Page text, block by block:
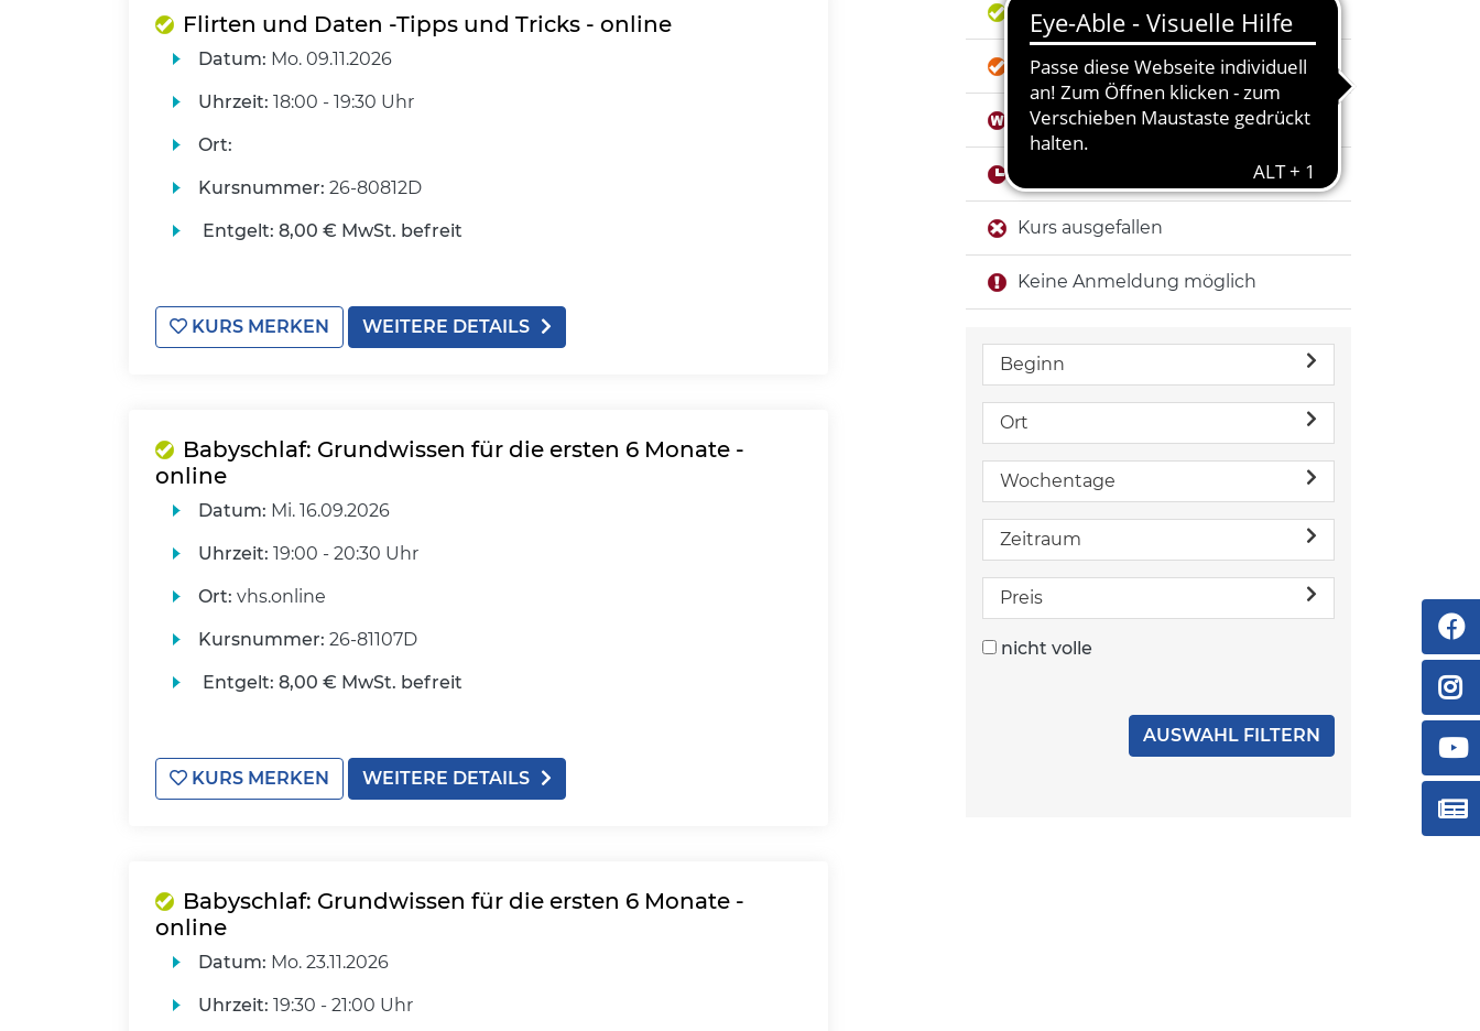
Flirten und Daten -Tipps und Tricks - online
Datum: Mo. 09.11.2026
Uhrzeit: 18:00 - 19:30 Uhr
Ort:
Kursnummer: 26-80812D
Entgelt: 8,00 € MwSt. befreit
KURS MERKEN WEITERE DETAILS
Babyschlaf: Grundwissen für die ersten 6 Monate -
online
Datum: Mi. 16.09.2026
Uhrzeit: 19:00 - 20:30 Uhr
Ort: vhs.online
Kursnummer: 26-81107D
Entgelt: 8,00 € MwSt. befreit
KURS MERKEN WEITERE DETAILS
Babyschlaf: Grundwissen für die ersten 6 Monate -
online
Datum: Mo. 23.11.2026
Uhrzeit: 19:30 - 21:00 Uhr
Anmeldung möglich
fast ausgebucht
Anmeldung auf Warteliste
Kurs ausgefallen
Keine Anmeldung möglich
Beginn
Ort
Wochentage
Zeitraum
Preis
nicht volle